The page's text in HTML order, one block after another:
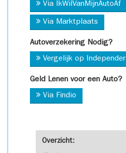
Overzicht:
Via IkWilVanMijnAutoAf
Via Marktplaats
Autoverzekering Nodig?
Vergelijk op Independer
Geld Lenen voor een Auto?
Via Findio